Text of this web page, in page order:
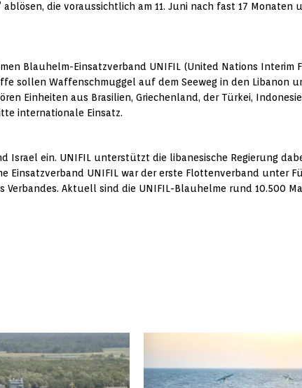
die voraussichtlich am 11. Juni nach fast 17 Monaten
Blauhelm-Einsatzverband UNIFIL (United Nations Interim
sollen Waffenschmuggel auf dem Seeweg in den Libanon
Einheiten aus Brasilien, Griechenland, der Türkei,
internationale Einsatz.
Israel ein. UNIFIL unterstützt die libanesische Regierung
Einsatzverband UNIFIL war der erste Flottenverband unter
Aktuell sind die UNIFIL-Blauhelme rund 10.500